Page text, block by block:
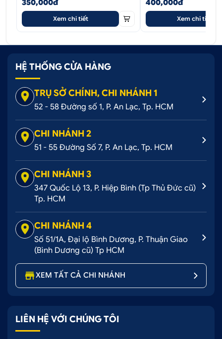
350,000đ
Xem chi tiết
400,000đ
Xem chi tiết
HỆ THỐNG CỬA HÀNG
TRỤ SỞ CHÍNH, CHI NHÁNH 1
52 - 58 Đường số 1, P. An Lạc, Tp. HCM
CHI NHÁNH 2
51 - 55 Đường Số 7, P. An Lạc, Tp. HCM
CHI NHÁNH 3
347 Quốc Lộ 13, P. Hiệp Bình (Tp Thủ Đức cũ)
Tp. HCM
CHI NHÁNH 4
Số 51/1A, Đại lộ Bình Dương, P. Thuận Giao
(Bình Dương cũ) Tp HCM
XEM TẤT CẢ CHI NHÁNH
LIÊN HỆ VỚI CHÚNG TÔI